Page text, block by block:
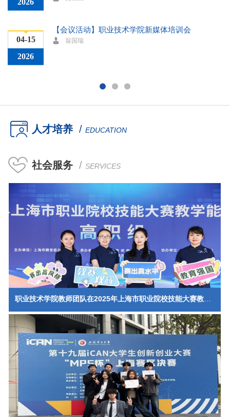
2026
04-15
2026
【会议活动】职业技术学院新媒体培训会
翁国瑞
【会议活动】职业技术学院新加坡项目洽谈会
2026
04-06
【会议活动】职业技术学院党委理论学习中心组专
题学习会
党松杰
2026
【会议活动】职业技术学院教学例会
陈莲君
04-15
2026
【会议活动】职业技术学院树立和践行正确政绩观
学习教育读书班（第二期）暨党委理论学习中心组
党松杰
2026
【会议活动】职业技术学院新媒体培训会
翁国瑞
人才培养 / EDUCATION
社会服务 / SERVICES
职业技术学院教师团队在2025年上海市职业院校技能大赛教学
能力比赛中荣获佳绩